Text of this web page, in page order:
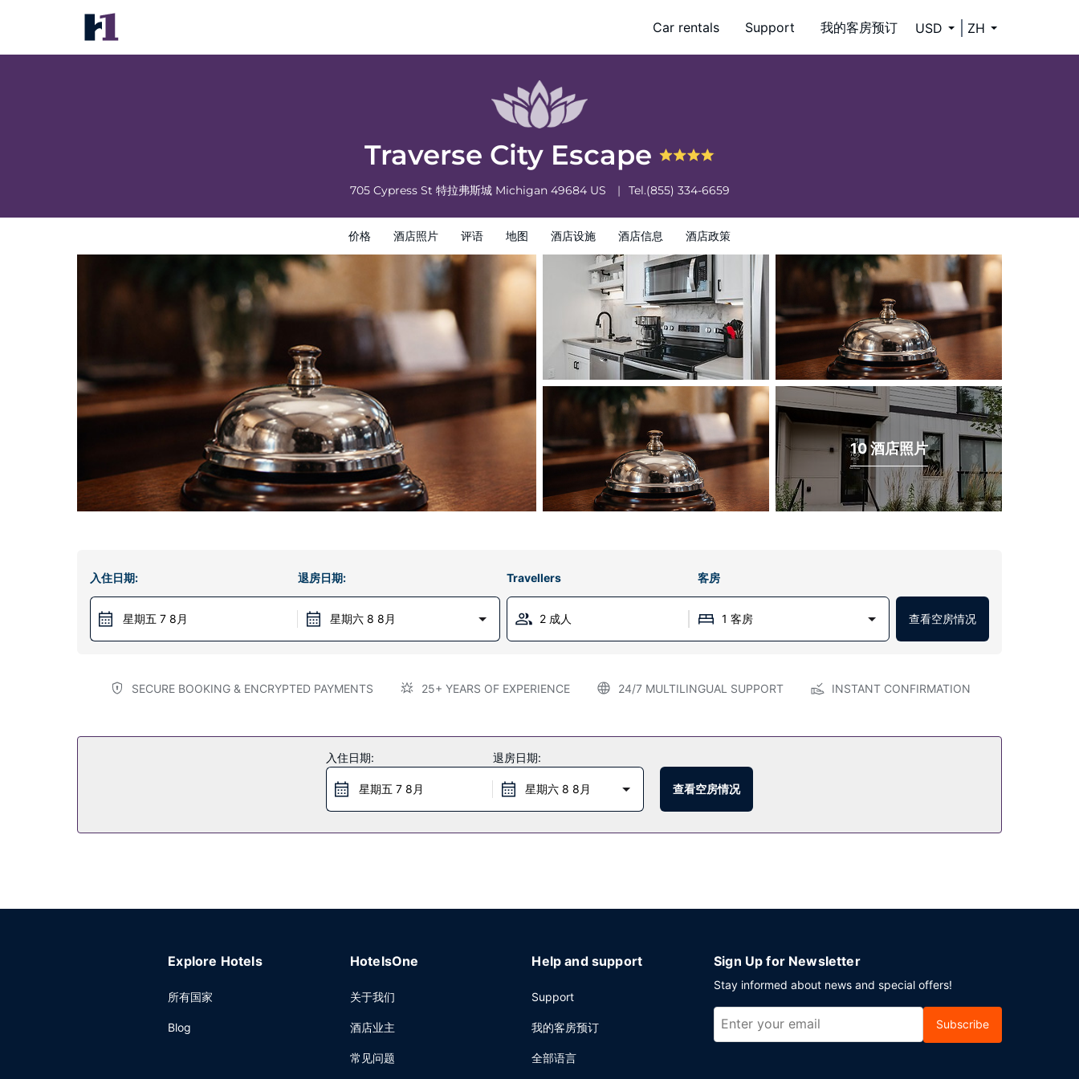
Car rentals Support 我的客房预订 USD ZH
Traverse City Escape
705 Cypress St 特拉弗斯城 Michigan 49684 US Tel.(855) 334-6659
价格 酒店照片 评语 地图 酒店设施 酒店信息 酒店政策
Traverse City Escape
价格 酒店照片
10 酒店照片
入住日期:
星期五 7 8月
退房日期:
星期六 8 8月
Travellers 客房
2 成人 1 客房 查看空房情况
SECURE BOOKING & ENCRYPTED PAYMENTS 25+ YEARS OF EXPERIENCE 24/7 MULTILINGUAL SUPPORT INSTANT CONFIRMATION
入住日期:
星期五 7 8月
退房日期:
星期六 8 8月 查看空房情况
Explore Hotels
所有国家
Blog
HotelsOne
关于我们
酒店业主
常见问题
Help and support
Support
我的客房预订
全部语言
Sign Up for Newsletter
Stay informed about news and special offers!
Subscribe